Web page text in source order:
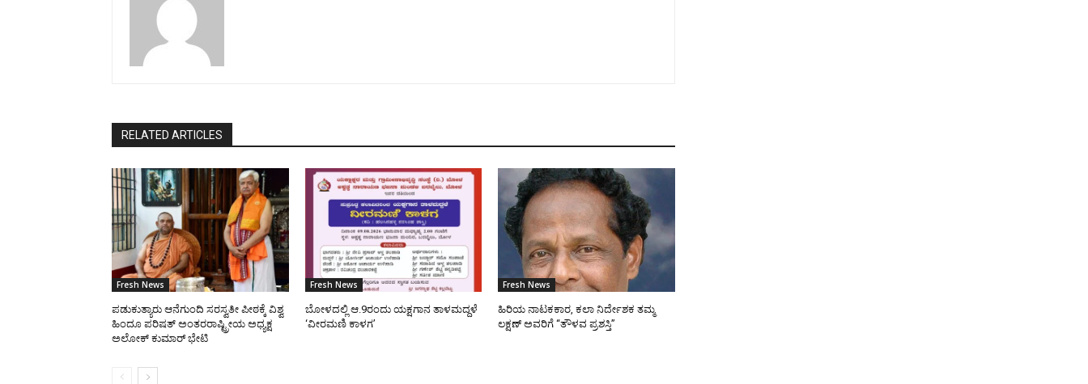
RELATED ARTICLES
Fresh News
ಪಡುಕುತ್ಯಾರು ಆನೆಗುಂದಿ ಸರಸ್ವತೀ ಪೀಠಕ್ಕೆ ವಿಶ್ವ
ಹಿಂದೂ ಪರಿಷತ್ ಅಂತರರಾಷ್ಟ್ರೀಯ ಅಧ್ಯಕ್ಷ
ಅಲೋಕ್ ಕುಮಾರ್ ಭೇಟಿ
Fresh News
ಬೋಳದಲ್ಲಿ ಆ.9ರಂದು ಯಕ್ಷಗಾನ ತಾಳಮದ್ದಳೆ
‘ವೀರಮಣಿ ಕಾಳಗ’
Fresh News
ಹಿರಿಯ ನಾಟಕಕಾರ, ಕಲಾ ನಿರ್ದೇಶಕ ತಮ್ಮ
ಲಕ್ಷಣ್ ಅವರಿಗೆ “ತೌಳವ ಪ್ರಶಸ್ತಿ”